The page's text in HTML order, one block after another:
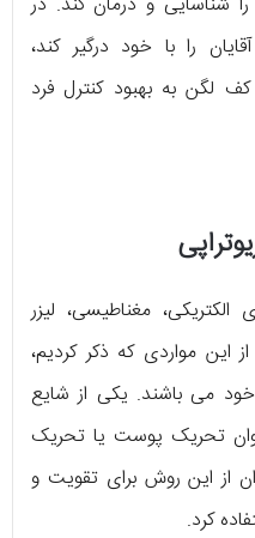
را با خود درگیر کند،
لگن به بهبود کنترل فرد
مغناطیسی، لیزر
این مواردی که ذکر کردیم،
خود می باشند. یکی از شایع
تحریک پوست یا تحریک
از این روش برای تقویت و
کرد.